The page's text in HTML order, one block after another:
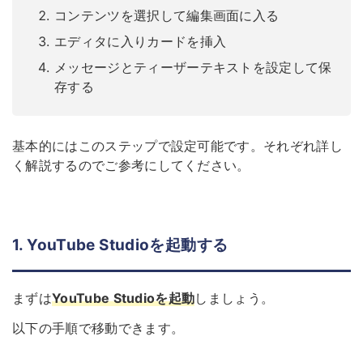
コンテンツを選択して編集画面に入る
エディタに入りカードを挿入
メッセージとティーザーテキストを設定して保
存する
基本的にはこのステップで設定可能です。それぞれ詳し
く解説するのでご参考にしてください。
1. YouTube Studioを起動する
まずはYouTube Studioを起動しましょう。
以下の手順で移動できます。